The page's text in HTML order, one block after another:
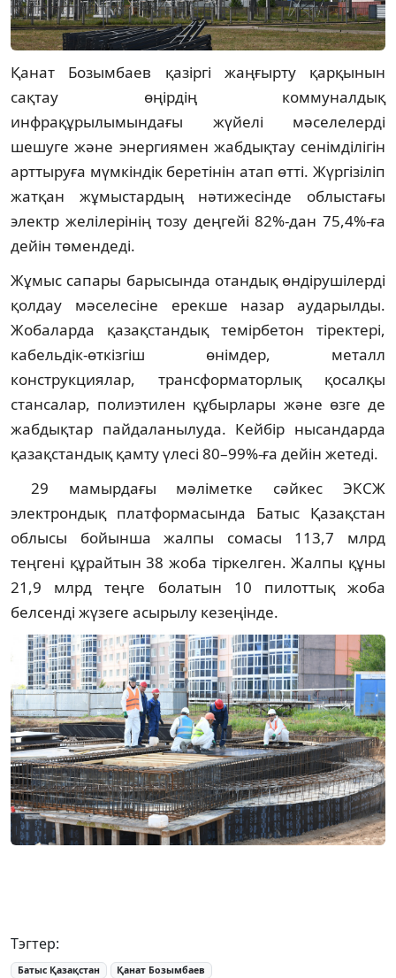
Қанат Бозымбаев қазіргі жаңғырту қарқынын
сақтау өңірдің коммуналдық
инфрақұрылымындағы жүйелі мәселелерді
шешуге және энергиямен жабдықтау сенімділігін
арттыруға мүмкіндік беретінін атап өтті. Жүргізіліп
жатқан жұмыстардың нәтижесінде облыстағы
электр желілерінің тозу деңгейі 82%-дан 75,4%-ға
дейін төмендеді.
Жұмыс сапары барысында отандық өндірушілерді
қолдау мәселесіне ерекше назар аударылды.
Жобаларда қазақстандық темірбетон тіректері,
кабельдік-өткізгіш өнімдер, металл
конструкциялар, трансформаторлық қосалқы
стансалар, полиэтилен құбырлары және өзге де
жабдықтар пайдаланылуда. Кейбір нысандарда
қазақстандық қамту үлесі 80–99%-ға дейін жетеді.
29 мамырдағы мәліметке сәйкес ЭКСЖ
электрондық платформасында Батыс Қазақстан
облысы бойынша жалпы сомасы 113,7 млрд
теңгені құрайтын 38 жоба тіркелген. Жалпы құны
21,9 млрд теңге болатын 10 пилоттық жоба
белсенді жүзеге асырылу кезеңінде.
Тэгтер:
Батыс Қазақстан Қанат Бозымбаев